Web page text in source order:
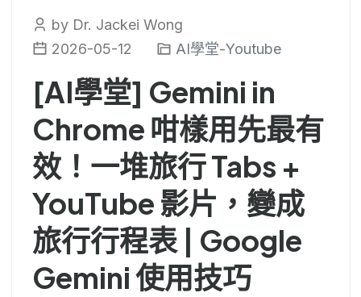
by Dr. Jackei Wong
2026-05-12
AI學堂-Youtube
[AI學堂] Gemini in
Chrome 咁樣用先最有
效！一堆旅行 Tabs +
YouTube 影片，變成
旅行行程表 | Google
Gemini 使用技巧